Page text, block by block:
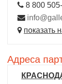
8 800
показать
Адреса